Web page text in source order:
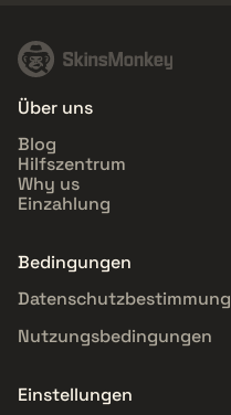
Über uns
Blog
Hilfszentrum
Why us
Einzahlung
Bedingungen
Datenschutzbestimmung
Nutzungsbedingungen
Einstellungen